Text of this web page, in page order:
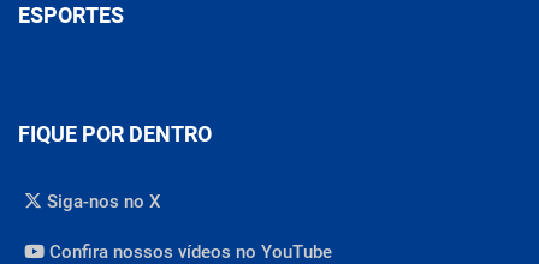
ESPORTES
FIQUE POR DENTRO
Siga-nos no X
Confira nossos vídeos no YouTube